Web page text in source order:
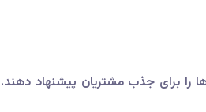
برای جذب مشتریان پیشنهاد دهند.